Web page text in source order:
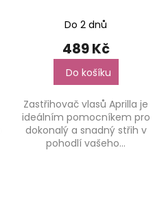
Do 2 dnů
489 Kč
Do košíku
Zastřihovač vlasů Aprilla je
ideálním pomocníkem pro
dokonalý a snadný střih v
pohodlí vašeho...